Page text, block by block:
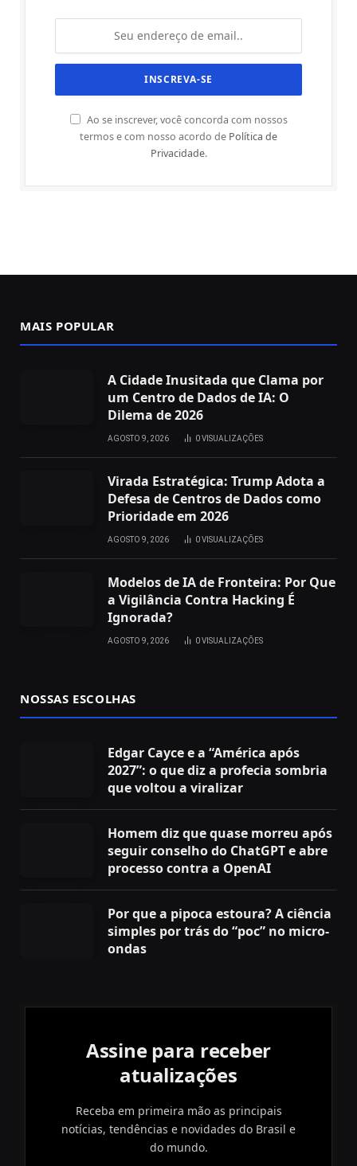
Ao se inscrever, você concorda com nossos
termos e com nosso acordo de Política de
Privacidade.
MAIS POPULAR
A Cidade Inusitada que Clama por
um Centro de Dados de IA: O
Dilema de 2026
AGOSTO 9, 2026 0VISUALIZAÇÕES
Virada Estratégica: Trump Adota a
Defesa de Centros de Dados como
Prioridade em 2026
AGOSTO 9, 2026 0VISUALIZAÇÕES
Modelos de IA de Fronteira: Por Que
a Vigilância Contra Hacking É
Ignorada?
AGOSTO 9, 2026 0VISUALIZAÇÕES
NOSSAS ESCOLHAS
Edgar Cayce e a “América após
2027”: o que diz a profecia sombria
que voltou a viralizar
Homem diz que quase morreu após
seguir conselho do ChatGPT e abre
processo contra a OpenAI
Por que a pipoca estoura? A ciência
simples por trás do “poc” no micro-
ondas
Assine para receber
atualizações
Receba em primeira mão as principais
notícias, tendências e novidades do Brasil e
do mundo.